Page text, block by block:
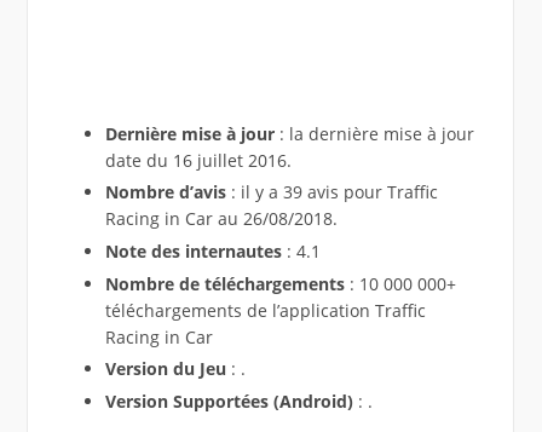
Dernière mise à jour: la dernière mise à jour
date du 16 juillet 2016.
Nombre d’avis: il y a 39 avis pour Traffic
Racing in Car au 26/08/2018.
Note des internautes: 4.1
Nombre de téléchargements : 10 000 000+
téléchargements de l’application Traffic
Racing in Car
Version du Jeu : .
Version Supportées (Android): .